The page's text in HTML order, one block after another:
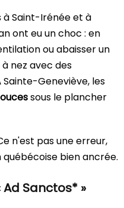
Saint-Irénée et à
ont eu un choc : en
ou abaisser un
nez avec des
Geneviève, les
sous le plancher
n'est pas une erreur,
bien ancrée.
Sanctos* »